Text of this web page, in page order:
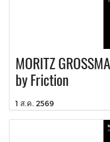
MORITZ
by Friction
1 ส.ค. 2569